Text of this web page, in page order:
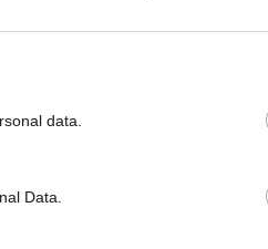
data.
Data.
–